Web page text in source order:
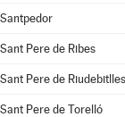
Santpedor
Sant Pere de Ribes
Sant Pere de Riudebitlles
Sant Pere de Torelló